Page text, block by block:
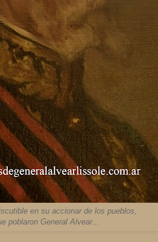
en su accionar de los pueblos,
poblaron General Alvear...